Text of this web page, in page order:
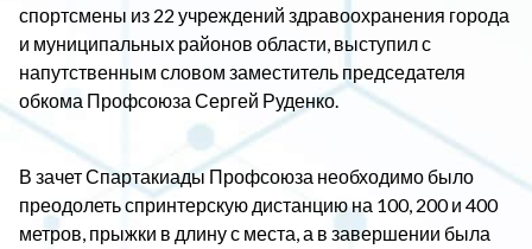
спортсмены из 22 учреждений здравоохранения города
и муниципальных районов области, выступил с
напутственным словом заместитель председателя
обкома Профсоюза Сергей Руденко.
В зачет Спартакиады Профсоюза необходимо было
преодолеть спринтерскую дистанцию на 100, 200 и 400
метров, прыжки в длину с места, а в завершении была